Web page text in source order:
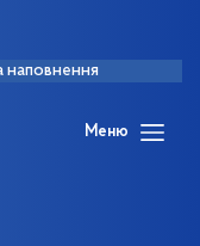
наповнення
Меню